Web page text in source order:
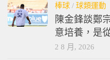
棒球 / 球類運動
陳金鋒談鄭
意培養，是
2 8 月, 2026